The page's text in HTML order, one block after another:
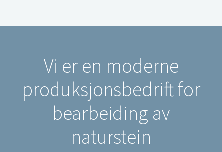
Vi er en moderne
produksjonsbedrift for
bearbeiding av
naturstein